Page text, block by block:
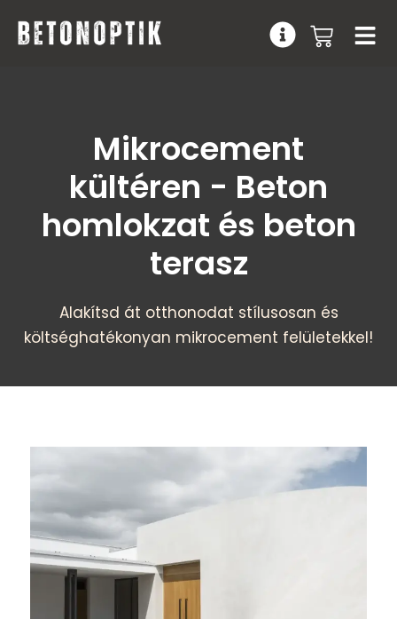
Mikrocement
kültéren - Beton
homlokzat és beton
terasz
Alakítsd át otthonodat stílusosan és
költséghatékonyan mikrocement felületekkel!